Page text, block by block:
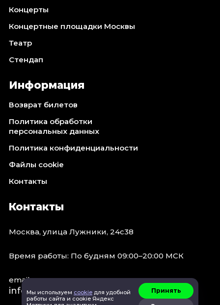
Декабрь 2026
Январь 2027
Экскурсии
Октябрь 2026
Спорт
Август 2026
Октябрь 2026
Январь 2027
Площадки
Концерты
Концертные площадки Москвы
Театр
Стендап
Информация
Возврат билетов
Политика обработки
персональных данных
Политика конфиденциальности
Файлы cookie
Контакты
Контакты
Москва, улица Лужники, 24с38
Время работы: По будням 09:00–20:00 МСК
email:
info@concert.moscow
Мы используем cookie для удобной
работы сайта и cookie Яндекс
Принять